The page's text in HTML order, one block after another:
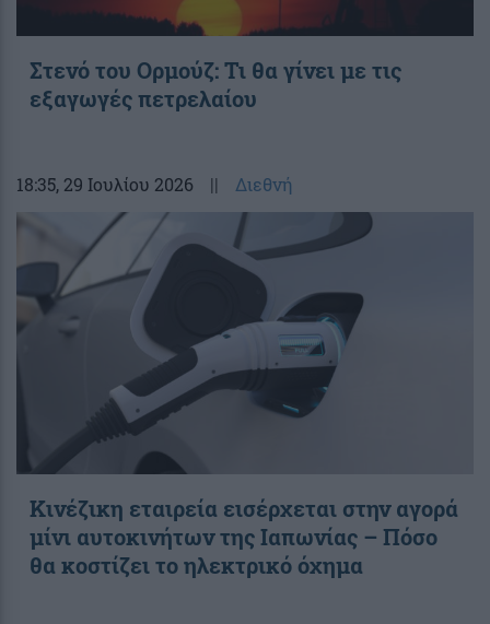
Στενό του Ορμούζ: Τι θα γίνει με τις
εξαγωγές πετρελαίου
18:35, 29 Ιουλίου 2026 || Διεθνή
Κινέζικη εταιρεία εισέρχεται στην αγορά
μίνι αυτοκινήτων της Ιαπωνίας – Πόσο
θα κοστίζει το ηλεκτρικό όχημα